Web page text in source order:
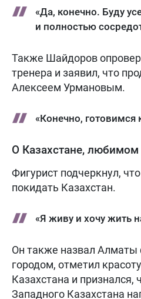
«Да, конечно. Буду
и полностью
Также Шайдоров
тренера и заявил, что
Алексеем Урмановым.
«Конечно, готовимся
О Казахстане,
Фигурист подчеркнул,
покидать Казахстан.
«Я живу и хочу жить
Он также назвал
городом, отметил
Казахстана и признался,
Западного Казахстана